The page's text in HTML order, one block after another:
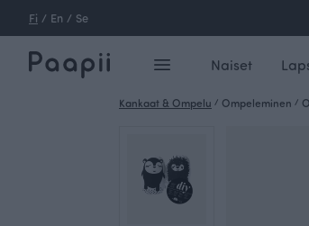
Fi / En / Se
Naiset
Kankaat & Ompelu / Ompeleminen /